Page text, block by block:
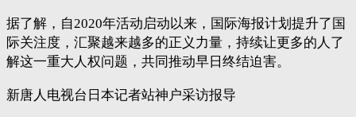
据了解，自2020年活动启动以来，国际海报计划提升了国
际关注度，汇聚越来越多的正义力量，持续让更多的人了
解这一重大人权问题，共同推动早日终结迫害。
新唐人电视台日本记者站神户采访报导